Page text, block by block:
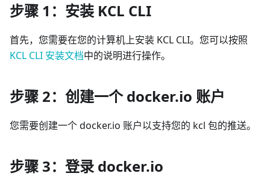
步骤 1：安装 KCL CLI
首先，您需要在您的计算机上安装 KCL CLI。您可以按照
KCL CLI 安装文档中的说明进行操作。
步骤 2：创建一个 docker.io 账户
您需要创建一个 docker.io 账户以支持您的 kcl 包的推送。
步骤 3：登录 docker.io